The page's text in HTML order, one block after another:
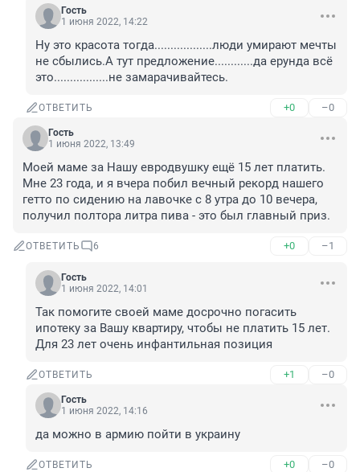
Гость
1 июня 2022, 14:22
Ну это красота тогда..................люди умирают мечты
не сбылись.А тут предложение............да ерунда всё
это.................не замарачивайтесь.
ОТВЕТИТЬ +0 –0
Гость
1 июня 2022, 13:49
Моей маме за Нашу евродвушку ещё 15 лет платить.
Мне 23 года, и я вчера побил вечный рекорд нашего
гетто по сидению на лавочке с 8 утра до 10 вечера,
получил полтора литра пива - это был главный приз.
ОТВЕТИТЬ 6 +0 –1
Гость
1 июня 2022, 14:01
Так помогите своей маме досрочно погасить
ипотеку за Вашу квартиру, чтобы не платить 15 лет.
Для 23 лет очень инфантильная позиция
ОТВЕТИТЬ +1 –0
Гость
1 июня 2022, 14:16
да можно в армию пойти в украину
ОТВЕТИТЬ +0 –0